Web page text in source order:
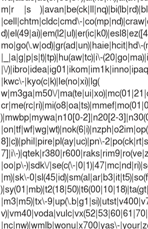
m|r |s
|cell|chtm|cldc|cmd\-
|\/
|kwc\-
w|m3ga|m50\/
)|mwbp|mywa|n10[0-2]|n20[2-
8]|c))|phil|pire|pl(ay|uc)|pn\-
7]|i\-
|oo|p\-)|sdk\/|se(c(\-
|m)|sk\-
|m3|m5)|tx\-
|nc|nw)|wmlb|wonu|x700|yas\-